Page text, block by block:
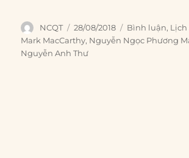
Author
NCQT
Posted
on
28/08/2018 Categories
Bình luận, Lịch
Mark MacCarthy, Nguyễn Ngọc Phương
Nguyễn Anh Thư